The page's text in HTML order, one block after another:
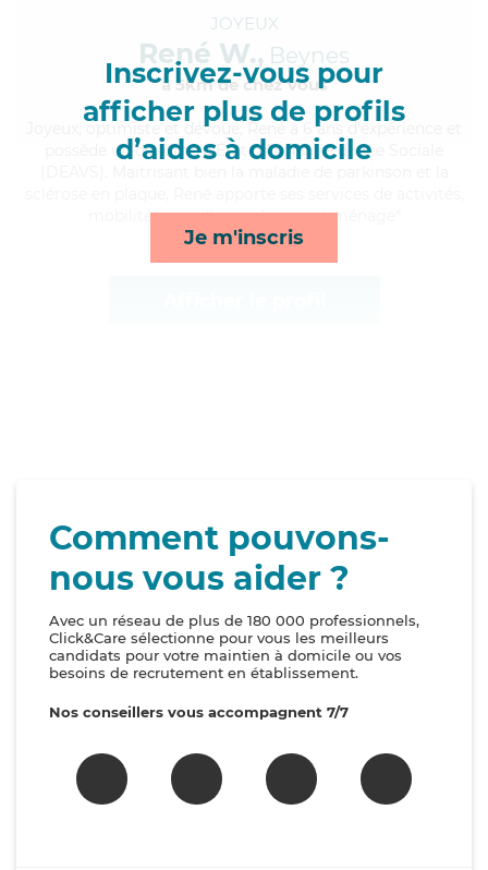
Inscrivez-vous pour
afficher plus de profils
d’aides à domicile
Je m'inscris
JOYEUX
René W., Beynes
à 5km de chez Vous
, optimiste et dévoué, René a 6 ans d'expérience et
possède un diplôme d'État d'Auxiliaire de Vie Sociale
mobilité, surveillance de nuit et ménage*
Comment pouvons-
nous vous aider ?
Avec un réseau de plus de 180 000 professionnels,
Click&Care sélectionne pour vous les meilleurs
candidats pour votre maintien à domicile ou vos
besoins de recrutement en établissement.
Nos conseillers vous accompagnent 7/7